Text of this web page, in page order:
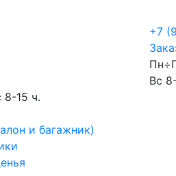
+7
Вс
8-15 ч.
и багажник)